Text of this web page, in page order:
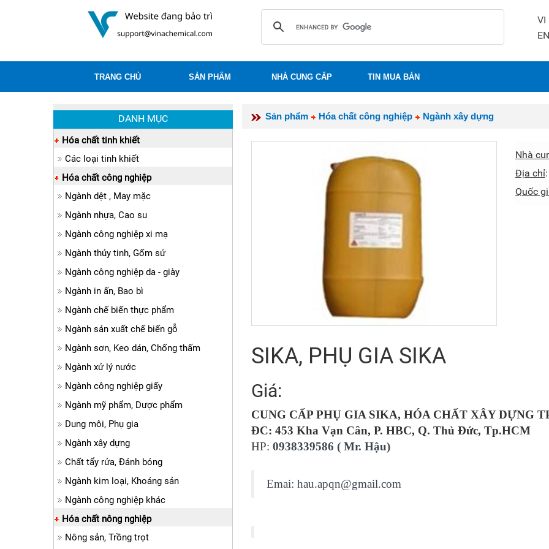
VI
EN
TRANG CHỦ SẢN PHẨM NHÀ CUNG CẤP TIN MUA BÁN
Sản phẩm Hóa chất công nghiệp Ngành xây dựng
Nhà
Địa chỉ:
Quốc
SIKA, PHỤ GIA SIKA
Giá:
CUNG CẤP PHỤ GIA SIKA, HÓA CHẤT XÂY DỰNG
ĐC: 453 Kha Vạn Cân, P. HBC, Q. Thủ Đức, Tp.HCM
HP: 0938339586 ( Mr. Hậu)
Emai: hau.apqn@gmail.com
DANH MỤC
Hóa chất tinh khiết
Các loại tinh khiết
Hóa chất công nghiệp
Ngành dệt , May mặc
Ngành nhựa, Cao su
Ngành công nghiệp xi mạ
Ngành thủy tinh, Gốm sứ
Ngành công nghiệp da - giày
Ngành in ấn, Bao bì
Ngành chế biến thực phẩm
Ngành sản xuất chế biến gỗ
Ngành sơn, Keo dán, Chống thấm
Ngành xử lý nước
Ngành công nghiệp giấy
Ngành mỹ phẩm, Dược phẩm
Dung môi, Phụ gia
Ngành xây dựng
Chất tẩy rửa, Đánh bóng
Ngành kim loại, Khoáng sản
Ngành công nghiệp khác
Hóa chất nông nghiệp
Nông sản, Trồng trọt